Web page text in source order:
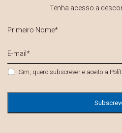
Tenha acesso a
Nome
*
mail
Privacidade *
Sim, quero subscrever e aceito a